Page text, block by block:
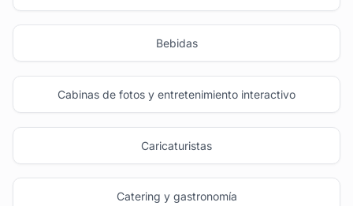
Bebidas
Cabinas de fotos y entretenimiento interactivo
Caricaturistas
Catering y gastronomía